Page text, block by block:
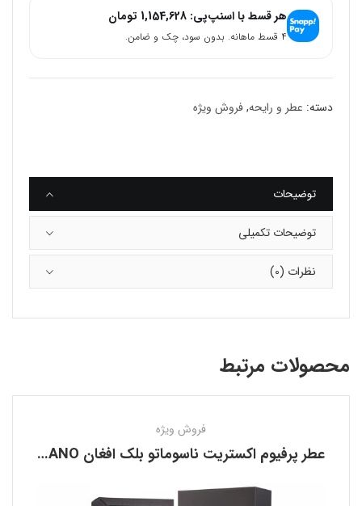
هر قسط با اسنپ‌پی: 1,154,628 تومان
۴ قسط ماهانه. بدون سود، چک و ضامن.
دسته: عطر و رایحه,فروش ویژه
توضیحات
توضیحات تکمیلی
نظرات (0)
محصولات مرتبط
فروش ویژه
عطر پرفیوم اکستریت ناسوماتو بلک افغان NASOMATTO BLACK AFGANO